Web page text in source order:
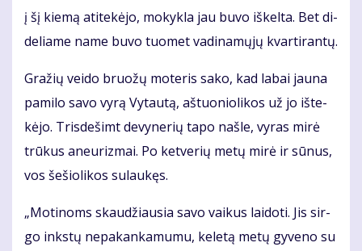
į šį kie­mą ati­te­kė­jo, mo­kyk­la jau bu­vo iš­kel­ta. Bet di­
de­lia­me na­me bu­vo tuo­met va­di­na­mų­jų kvar­ti­ran­tų.
Gra­žių vei­do bruo­žų mo­te­ris sa­ko, kad la­bai jau­na
pa­mi­lo sa­vo vy­rą Vy­tau­tą, aš­tuo­nio­li­kos už jo iš­te­
kė­jo. Tris­de­šimt de­vy­ne­rių ta­po naš­le, vy­ras mi­rė
trū­kus aneu­riz­mai. Po ket­ve­rių me­tų mi­rė ir sū­nus,
vos še­šio­li­kos su­lau­kęs.
„Mo­ti­noms skau­džiau­sia sa­vo vai­kus lai­do­ti. Jis sir­
go inks­tų ne­pa­kan­ka­mu­mu, ke­le­tą me­tų gy­ve­no su